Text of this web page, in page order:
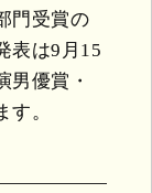
門受賞の
表は9月15
男優賞・
。